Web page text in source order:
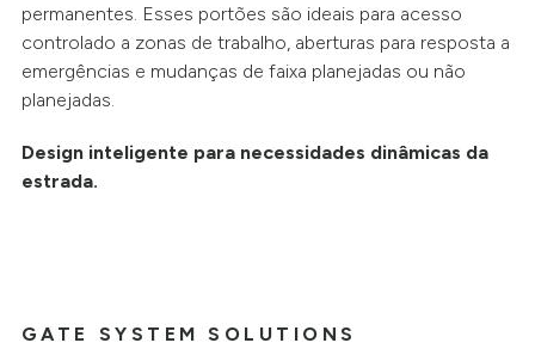
permanentes. Esses portões são ideais para acesso
controlado a zonas de trabalho, aberturas para resposta a
emergências e mudanças de faixa planejadas ou não
planejadas.
Design inteligente para necessidades dinâmicas da
estrada.
GATE SYSTEM SOLUTIONS